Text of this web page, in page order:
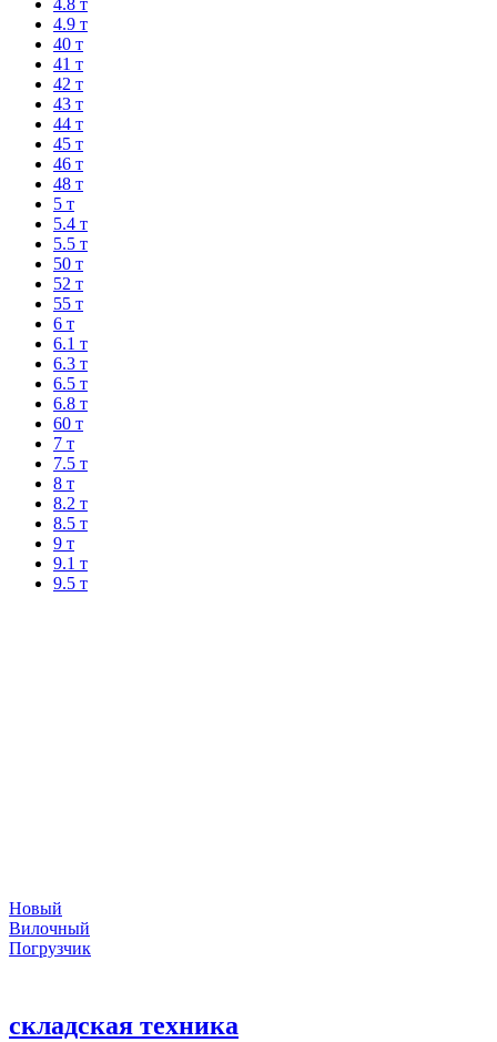
4.8 т
4.9 т
40 т
41 т
42 т
43 т
44 т
45 т
46 т
48 т
5 т
5.4 т
5.5 т
50 т
52 т
55 т
6 т
6.1 т
6.3 т
6.5 т
6.8 т
60 т
7 т
7.5 т
8 т
8.2 т
8.5 т
9 т
9.1 т
9.5 т
Новый
Вилочный
Погрузчик
складская техника